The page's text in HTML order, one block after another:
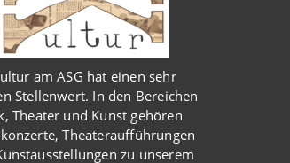
am ASG hat einen sehr
Stellenwert. In den Bereichen
Theater und Kunst gehören
Theateraufführungen
zu unserem